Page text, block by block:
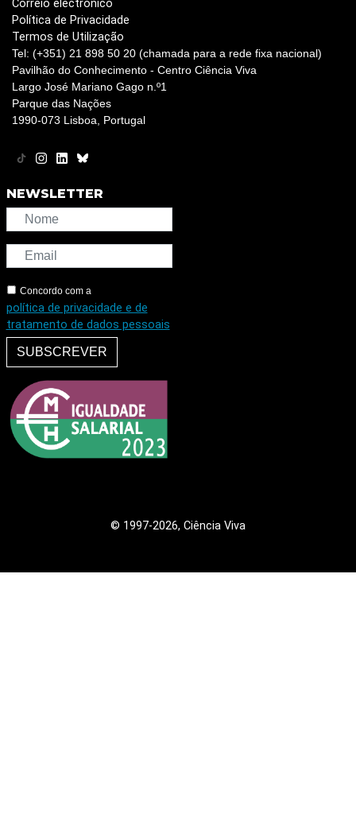
Correio electrónico
Política de Privacidade
Termos de Utilização
Tel: (+351) 21 898 50 20 (chamada para a rede fixa nacional)
Pavilhão do Conhecimento - Centro Ciência Viva
Largo José Mariano Gago n.º1
Parque das Nações
1990-073 Lisboa, Portugal
NEWSLETTER
Concordo com a
política de privacidade e de
tratamento de dados pessoais
SUBSCREVER
© 1997-2026, Ciência Viva